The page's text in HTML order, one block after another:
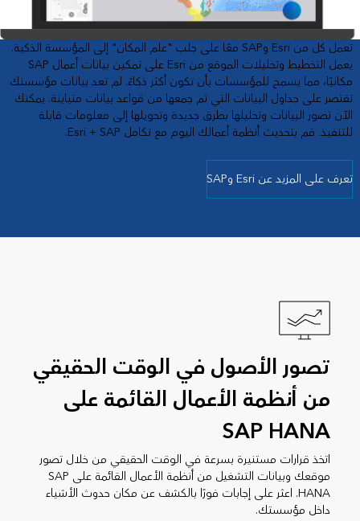
تعمل كل من Esri وSAP معًا على جلب "علم المكان" إلى المؤسسة الذكية.
يعمل التخطيط وتحليلات الموقع من Esri على تمكين بيانات أعمال SAP
مكانيًا، مما يسمح للمؤسسات بأن تكون أكثر ذكاءً. لم تعد بيانات مؤسستك
تقتصر على جداول البيانات التي تم جمعها من قواعد بيانات متباينة. يمكنك
الآن تصور البيانات وتحليلها بطرق جديدة وتحويلها إلى معلومات قابلة
للتنفيذ. قم بتحديث أنظمة أعمالك اليوم مع تكامل Esri + SAP.
تعرف على المزيد عن Esri وSAP
تصور الأصول في الوقت الحقيقي
من أنظمة الأعمال القائمة على
SAP HANA
اتخذ قرارات مستنيرة بسرعة في الوقت الحقيقي من خلال تصور
موقعك وبيانات التشغيل من أنظمة الأعمال القائمة على SAP
HANA. اعثر على إجابات فورًا بالكشف عن مكان حدوث الأشياء
داخل مؤسستك.